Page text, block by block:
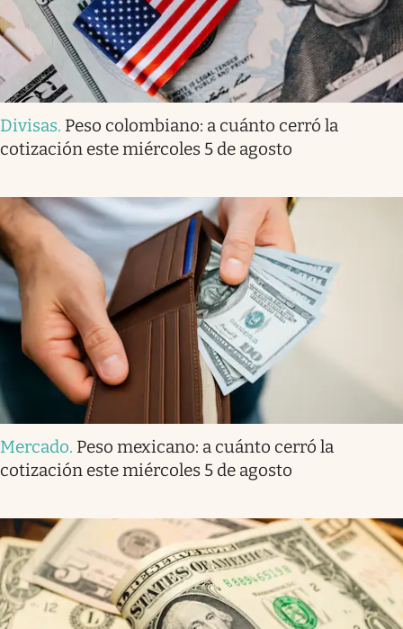
Divisas. Peso colombiano: a cuánto cerró la
cotización este miércoles 5 de agosto
Mercado. Peso mexicano: a cuánto cerró la
cotización este miércoles 5 de agosto